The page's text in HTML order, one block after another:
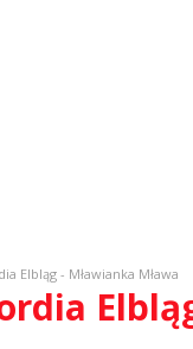
Elbląg - Mławianka Mława